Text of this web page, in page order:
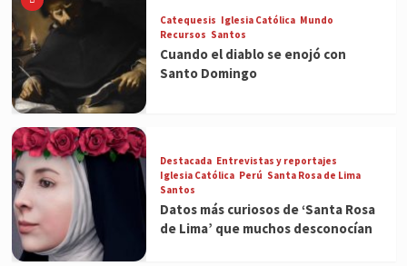
Catequesis Iglesia Católica Mundo
Recursos Santos
Cuando el diablo se enojó con
Santo Domingo
Destacada Entrevistas y reportajes
Iglesia Católica Perú Santa Rosa de Lima
Santos
Datos más curiosos de ‘Santa Rosa
de Lima’ que muchos desconocían